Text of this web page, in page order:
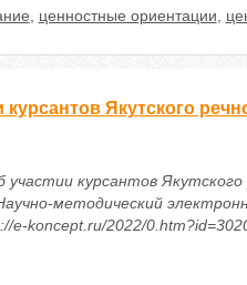
ценностные ориентации
Якутского
курсантов Якутского
методический
e-koncept.ru/2022/